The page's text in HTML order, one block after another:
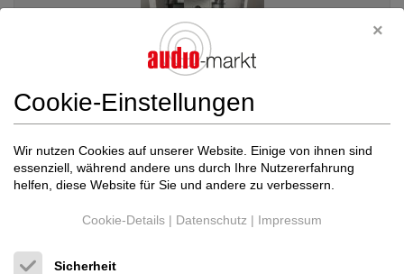
190 €
Cookie-Einstellungen
Wir nutzen Cookies auf unserer Website. Einige von ihnen sind
essenziell, während andere uns durch Ihre Nutzererfahrung
helfen, diese Website für Sie und andere zu verbessern.
Cookie-Details | Datenschutz | Impressum
Sicherheit